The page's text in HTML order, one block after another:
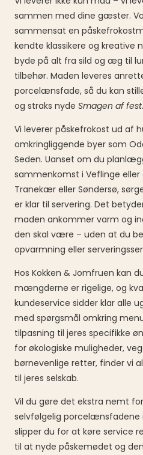
sammen med dine gæster.
sammensat en
kendte klassikere og kreative
byde på alt fra sild og æg til
tilbehør. Maden leveres
porcelænsfade, så du kan
og straks nyde Smagen af fest.
Vi leverer påskefrokost ud af
omkringliggende byer som
Seden. Uanset om du
sammenkomst i Veflinge
Tranekær eller Søndersø,
er klar til servering. Det
maden ankommer varm og
den skal være – uden at du
opvarmning eller
Hos Kokken & Jomfruen kan
mængderne er rigelige, og
kundeservice sidder klar alle
med spørgsmål omkring
tilpasning til jeres specifikke
for økologiske muligheder,
børnevenlige retter, finder vi
til jeres selskab.
Vil du gøre det ekstra nemt
selvfølgelig porcelænsfadene
slipper du for at køre service
til at nyde påskemødet og